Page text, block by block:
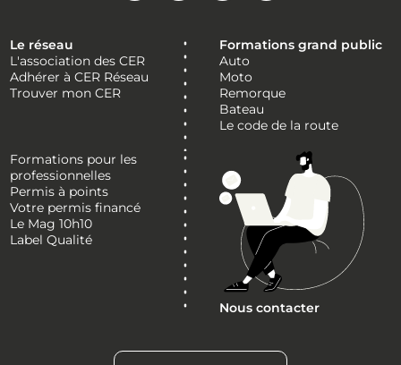
Le réseau
L'association des CER
Adhérer à CER Réseau
Trouver mon CER
Formations grand public
Auto
Moto
Remorque
Bateau
Le code de la route
Formations pour les
professionnelles
Permis à points
Votre permis financé
Le Mag 10h10
Label Qualité
Nous contacter